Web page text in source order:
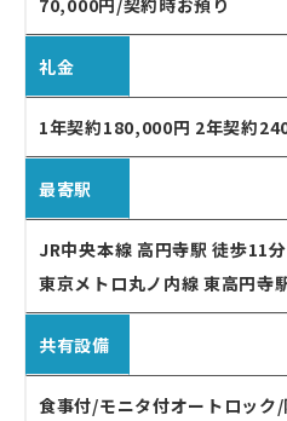
礼金
1年契約180,000円 2年契約
最寄駅
JR中央本線 高円寺駅 徒歩11分
東京メトロ丸ノ内線 東高円寺
共有設備
食事付/モニタ付オートロッ